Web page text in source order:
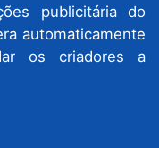
publicitária do
automaticamente
os criadores a